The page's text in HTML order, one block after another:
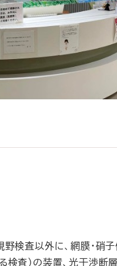
検査以外に、網膜・硝
査）の装置、光干渉断